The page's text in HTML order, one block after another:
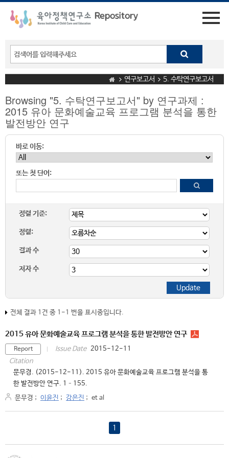
연구보고서 5. 수탁연구보고서
Browsing "5. 수탁연구보고서" by 연구과제 :
2015 유아 문화예술교육 프로그램 분석을 통한
발전방안 연구
바로 이동:
또는 첫 단어:
정렬 기준:
정렬:
결과 수
저자 수
전체 결과 1건 중 1-1 번을 표시중입니다.
2015 유아 문화예술교육 프로그램 분석을 통한 발전방안 연구
Report Issue Date 2015-12-11
Citation
문무경. (2015-12-11). 2015 유아 문화예술교육 프로그램 분석을 통
한 발전방안 연구. 1–155.
문무경 ; 이윤진 ; 강은진 ; et al
1